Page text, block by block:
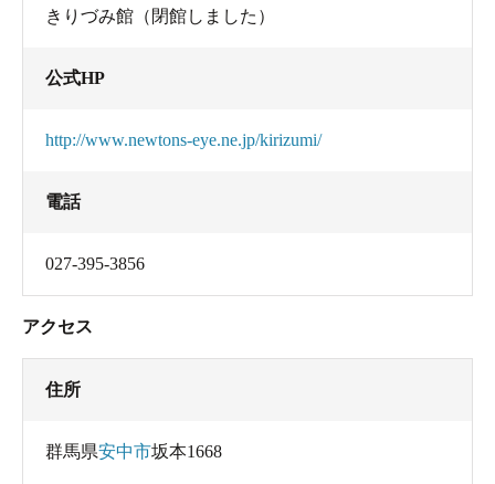
きりづみ館（閉館しました）
公式HP
http://www.newtons-eye.ne.jp/kirizumi/
電話
027-395-3856
アクセス
住所
群馬県安中市坂本1668